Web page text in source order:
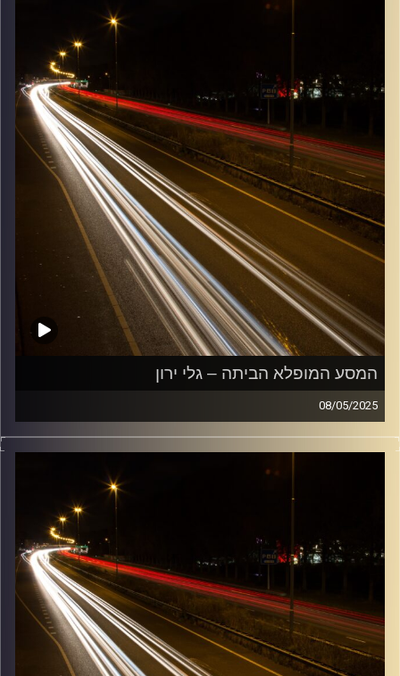
קרדיט תמונות:
המסע המופלא הביתה – גלי ירון
08/05/2025
מוזיקה שתלווה אותנו אחרי יום עבודה ארוך ותחזיר אותנו
הביתה בשלום עם גלי ירון
קרדיט תמונות: